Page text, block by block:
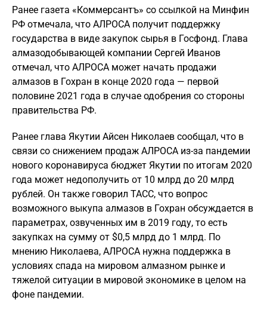
Ранее газета «Коммерсантъ» со ссылкой на Минфин
РФ отмечала, что АЛРОСА получит поддержку
государства в виде закупок сырья в Госфонд. Глава
алмазодобывающей компании Сергей Иванов
отмечал, что АЛРОСА может начать продажи
алмазов в Гохран в конце 2020 года — первой
половине 2021 года в случае одобрения со стороны
правительства РФ.
Ранее глава Якутии Айсен Николаев сообщал, что в
связи со снижением продаж АЛРОСА из-за пандемии
нового коронавируса бюджет Якутии по итогам 2020
года может недополучить от 10 млрд до 20 млрд
рублей. Он также говорил ТАСС, что вопрос
возможного выкупа алмазов в Гохран обсуждается в
параметрах, озвученных им в 2019 году, то есть
закупках на сумму от $0,5 млрд до 1 млрд. По
мнению Николаева, АЛРОСА нужна поддержка в
условиях спада на мировом алмазном рынке и
тяжелой ситуации в мировой экономике в целом на
фоне пандемии.